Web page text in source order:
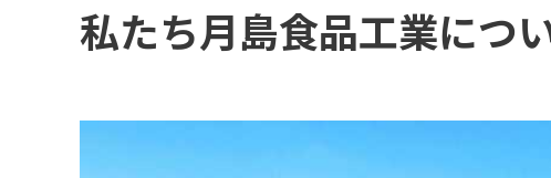
私たち月島食品工業につ